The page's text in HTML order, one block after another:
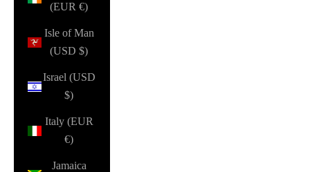
(EUR €)
Isle of Man
(USD $)
Israel (USD
$)
Italy (EUR
€)
Jamaica